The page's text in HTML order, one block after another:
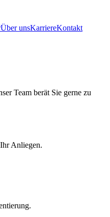
Über unsKarriereKontakt
Team berät Sie gerne zu
Anliegen.